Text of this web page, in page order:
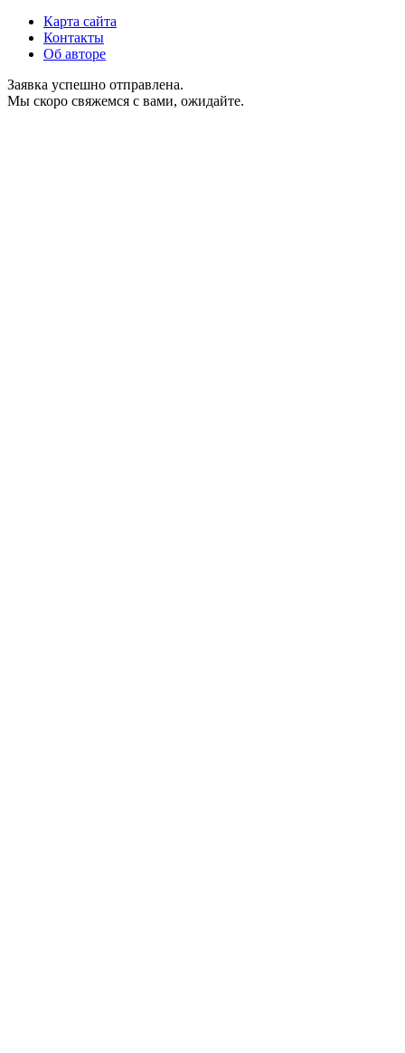
Карта сайта
Контакты
Об авторе
Заявка успешно отправлена.
Мы скоро свяжемся с вами, ожидайте.